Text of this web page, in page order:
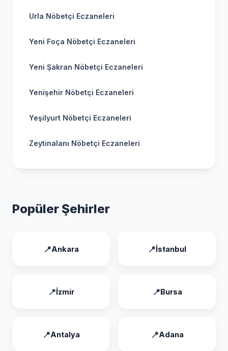
Urla Nöbetçi Eczaneleri
Yeni Foça Nöbetçi Eczaneleri
Yeni Şakran Nöbetçi Eczaneleri
Yenişehir Nöbetçi Eczaneleri
Yeşilyurt Nöbetçi Eczaneleri
Zeytinalanı Nöbetçi Eczaneleri
Popüler Şehirler
Ankara İstanbul
İzmir Bursa
Antalya Adana